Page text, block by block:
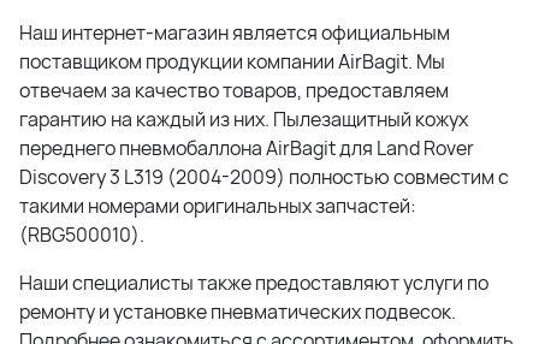
Наш интернет-магазин является официальным
поставщиком продукции компании AirBagit. Мы
отвечаем за качество товаров, предоставляем
гарантию на каждый из них. Пылезащитный кожух
переднего пневмобаллона AirBagit для Land Rover
Discovery 3 L319 (2004-2009) полностью совместим с
такими номерами оригинальных запчастей:
(RBG500010).
Наши специалисты также предоставляют услуги по
ремонту и установке пневматических подвесок.